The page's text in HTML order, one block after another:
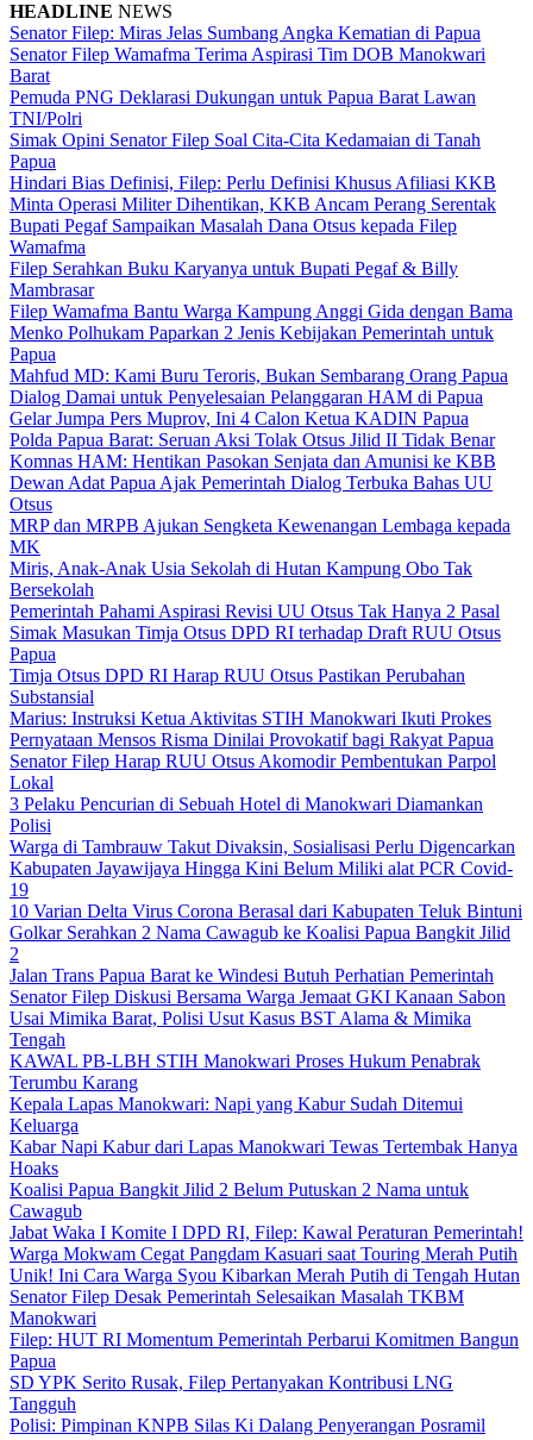
HEADLINE NEWS
Senator Filep: Miras Jelas Sumbang Angka Kematian di Papua
Senator Filep Wamafma Terima Aspirasi Tim DOB Manokwari
Barat
Pemuda PNG Deklarasi Dukungan untuk Papua Barat Lawan
TNI/Polri
Simak Opini Senator Filep Soal Cita-Cita Kedamaian di Tanah
Papua
Hindari Bias Definisi, Filep: Perlu Definisi Khusus Afiliasi KKB
Minta Operasi Militer Dihentikan, KKB Ancam Perang Serentak
Bupati Pegaf Sampaikan Masalah Dana Otsus kepada Filep
Wamafma
Filep Serahkan Buku Karyanya untuk Bupati Pegaf & Billy
Mambrasar
Filep Wamafma Bantu Warga Kampung Anggi Gida dengan Bama
Menko Polhukam Paparkan 2 Jenis Kebijakan Pemerintah untuk
Papua
Mahfud MD: Kami Buru Teroris, Bukan Sembarang Orang Papua
Dialog Damai untuk Penyelesaian Pelanggaran HAM di Papua
Gelar Jumpa Pers Muprov, Ini 4 Calon Ketua KADIN Papua
Polda Papua Barat: Seruan Aksi Tolak Otsus Jilid II Tidak Benar
Komnas HAM: Hentikan Pasokan Senjata dan Amunisi ke KBB
Dewan Adat Papua Ajak Pemerintah Dialog Terbuka Bahas UU
Otsus
MRP dan MRPB Ajukan Sengketa Kewenangan Lembaga kepada
MK
Miris, Anak-Anak Usia Sekolah di Hutan Kampung Obo Tak
Bersekolah
Pemerintah Pahami Aspirasi Revisi UU Otsus Tak Hanya 2 Pasal
Simak Masukan Timja Otsus DPD RI terhadap Draft RUU Otsus
Papua
Timja Otsus DPD RI Harap RUU Otsus Pastikan Perubahan
Substansial
Marius: Instruksi Ketua Aktivitas STIH Manokwari Ikuti Prokes
Pernyataan Mensos Risma Dinilai Provokatif bagi Rakyat Papua
Senator Filep Harap RUU Otsus Akomodir Pembentukan Parpol
Lokal
3 Pelaku Pencurian di Sebuah Hotel di Manokwari Diamankan
Polisi
Warga di Tambrauw Takut Divaksin, Sosialisasi Perlu Digencarkan
Kabupaten Jayawijaya Hingga Kini Belum Miliki alat PCR Covid-
19
10 Varian Delta Virus Corona Berasal dari Kabupaten Teluk Bintuni
Golkar Serahkan 2 Nama Cawagub ke Koalisi Papua Bangkit Jilid
2
Jalan Trans Papua Barat ke Windesi Butuh Perhatian Pemerintah
Senator Filep Diskusi Bersama Warga Jemaat GKI Kanaan Sabon
Usai Mimika Barat, Polisi Usut Kasus BST Alama & Mimika
Tengah
KAWAL PB-LBH STIH Manokwari Proses Hukum Penabrak
Terumbu Karang
Kepala Lapas Manokwari: Napi yang Kabur Sudah Ditemui
Keluarga
Kabar Napi Kabur dari Lapas Manokwari Tewas Tertembak Hanya
Hoaks
Koalisi Papua Bangkit Jilid 2 Belum Putuskan 2 Nama untuk
Cawagub
Jabat Waka I Komite I DPD RI, Filep: Kawal Peraturan Pemerintah!
Warga Mokwam Cegat Pangdam Kasuari saat Touring Merah Putih
Unik! Ini Cara Warga Syou Kibarkan Merah Putih di Tengah Hutan
Senator Filep Desak Pemerintah Selesaikan Masalah TKBM
Manokwari
Filep: HUT RI Momentum Pemerintah Perbarui Komitmen Bangun
Papua
SD YPK Serito Rusak, Filep Pertanyakan Kontribusi LNG
Tangguh
Polisi: Pimpinan KNPB Silas Ki Dalang Penyerangan Posramil